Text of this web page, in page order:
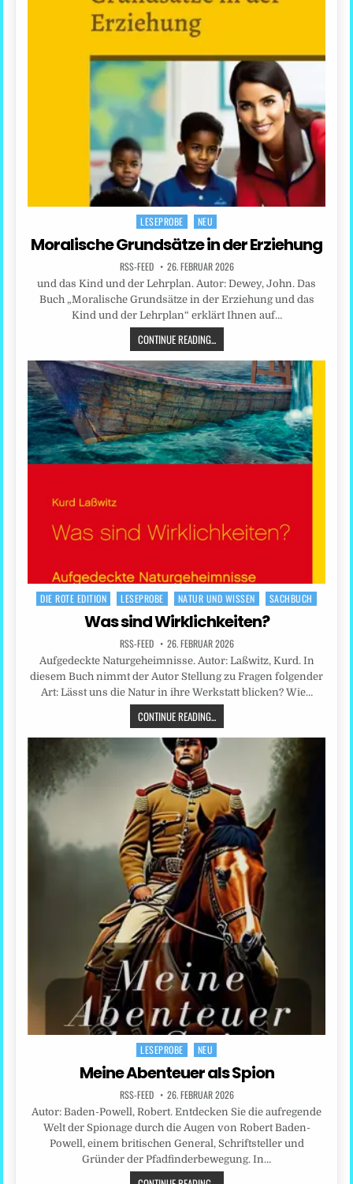
Posted
LESEPROBE NEU
Moralische Grundsätze in der Erziehung
RSS-FEED 26. FEBRUAR 2026
und das Kind und der Lehrplan. Autor: Dewey, John. Das
Buch „Moralische Grundsätze in der Erziehung und das
Kind und der Lehrplan“ erklärt Ihnen auf…
CONTINUE READING...
Posted
DIE ROTE EDITION LESEPROBE NATUR UND WISSEN SACHBUCH
Was sind Wirklichkeiten?
RSS-FEED 26. FEBRUAR 2026
Aufgedeckte Naturgeheimnisse. Autor: Laßwitz, Kurd. In
diesem Buch nimmt der Autor Stellung zu Fragen folgender
Art: Lässt uns die Natur in ihre Werkstatt blicken? Wie…
CONTINUE READING...
Posted
in
LESEPROBE NEU
Meine Abenteuer als Spion
RSS-FEED 26. FEBRUAR 2026
Autor: Baden-Powell, Robert. Entdecken Sie die aufregende
Welt der Spionage durch die Augen von Robert Baden-
Powell, einem britischen General, Schriftsteller und
Gründer der Pfadfinderbewegung. In…